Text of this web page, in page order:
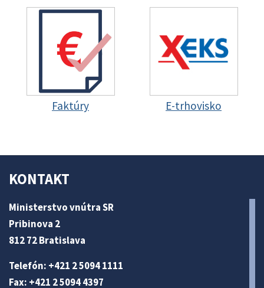
Faktúry E-trhovisko
KONTAKT
Ministerstvo vnútra SR
Pribinova 2
812 72 Bratislava
Telefón: +421 2 5094 1111
Fax: +421 2 5094 4397